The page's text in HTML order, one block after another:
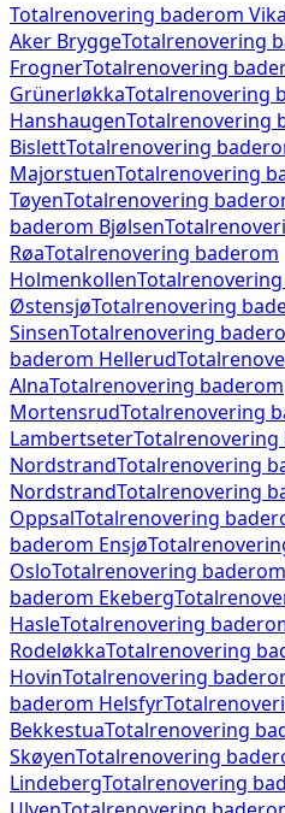
Totalrenovering baderom Vika
Aker BryggeTotalrenovering
FrognerTotalrenovering
GrünerløkkaTotalrenovering
HanshaugenTotalrenovering
BislettTotalrenovering
MajorstuenTotalrenovering
TøyenTotalrenovering
baderom Bjølsen
RøaTotalrenovering baderom
Holmenkollen
ØstensjøTotalrenovering
SinsenTotalrenovering
baderom Hellerud
AlnaTotalrenovering baderom
MortensrudTotalrenovering
LambertseterTotalrenovering
NordstrandTotalrenovering
NordstrandTotalrenovering
OppsalTotalrenovering
baderom Ensjø
OsloTotalrenovering baderom
baderom Ekeberg
HasleTotalrenovering
RodeløkkaTotalrenovering
HovinTotalrenovering
baderom Helsfyr
BekkestuaTotalrenovering
SkøyenTotalrenovering
LindebergTotalrenovering